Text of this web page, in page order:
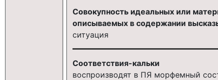
Совокупность идеальных или
описываемых в содержании
ситуация
Соответствия-кальки
воспроизводят в ПЯ морфемный